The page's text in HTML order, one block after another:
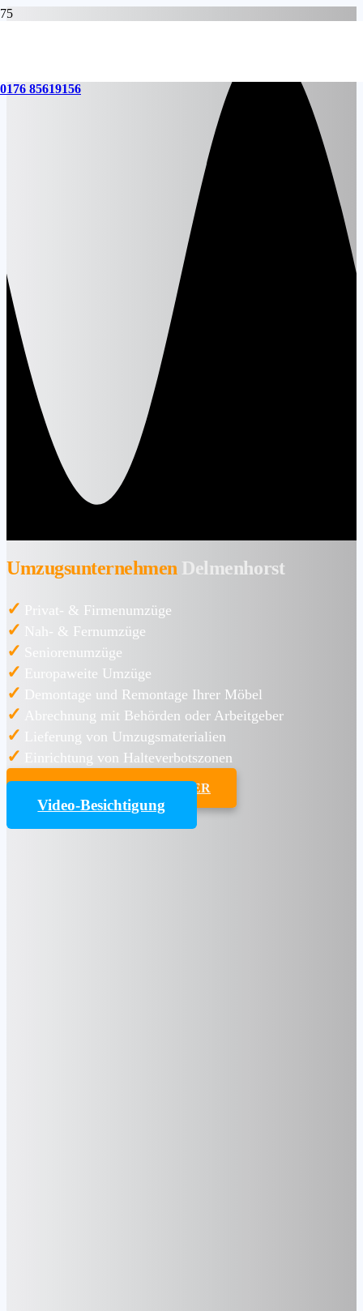
0176 85619156
UmzugsunternehmenDelmenhorst
✓ Privat- & Firmenumzüge
✓ Nah- & Fernumzüge
✓ Seniorenumzüge
✓ Europaweite Umzüge
✓ Demontage und Remontage Ihrer Möbel
✓ Abrechnung mit Behörden oder Arbeitgeber
✓ Lieferung von Umzugsmaterialien
✓ Einrichtung von Halteverbotszonen
UMZUGSKOSTENRECHNER
Video-Besichtigung